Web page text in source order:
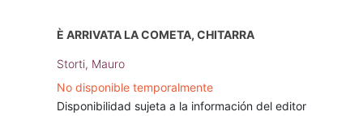
È ARRIVATA LA COMETA, CHITARRA
Storti, Mauro
No disponible temporalmente
Disponibilidad sujeta a la información del editor